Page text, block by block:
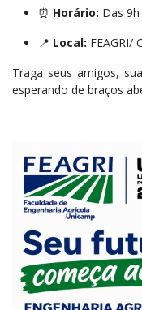
⏰ Horário: Das
📍 Local: FEAGRI/
Traga seus amigos,
esperando de braços